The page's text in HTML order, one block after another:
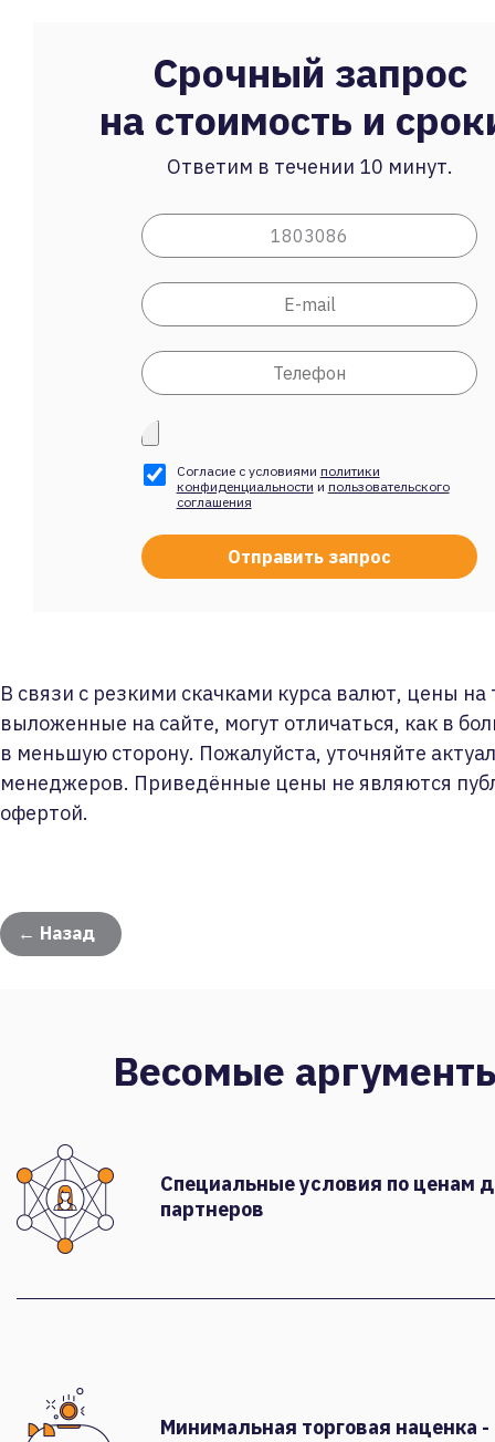
Срочный запрос
на стоимость и
Ответим в течении 10 минут.
Согласие с условиями политики
конфиденциальности и пользовательского
соглашения
В связи с резкими скачками курса валют, цены на
выложенные на сайте, могут отличаться, как в
в меньшую сторону. Пожалуйста, уточняйте
менеджеров. Приведённые цены не являются
офертой.
← Назад
Весомые
Специальные условия по ценам
партнеров
Минимальная торговая наценка